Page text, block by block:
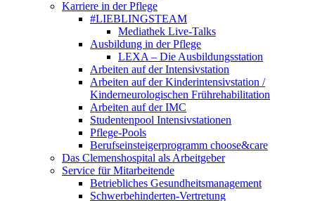
Karriere in der Pflege
#LIEBLINGSTEAM
Mediathek Live-Talks
Ausbildung in der Pflege
LEXA – Die Ausbildungsstation
Arbeiten auf der Intensivstation
Arbeiten auf der Kinderintensivstation /
Kinderneurologischen Frührehabilitation
Arbeiten auf der IMC
Studentenpool Intensivstationen
Pflege-Pools
Berufseinsteigerprogramm choose&care
Das Clemenshospital als Arbeitgeber
Service für Mitarbeitende
Betriebliches Gesundheitsmanagement
Schwerbehinderten-Vertretung